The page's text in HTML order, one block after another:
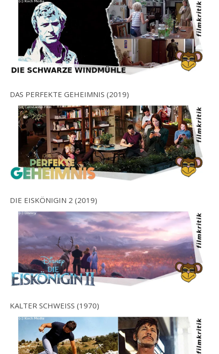
DAS PERFEKTE GEHEIMNIS (2019)
DIE EISKÖNIGIN 2 (2019)
KALTER SCHWEISS (1970)